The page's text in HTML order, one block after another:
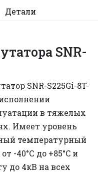
Детали
SNR-
SNR-S225Gi-8T-
в тяжелых
Имеет уровень
температурный
-40°С до +85°C и
до 4кВ на всех